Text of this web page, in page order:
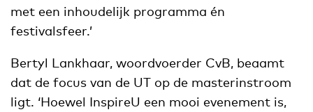
met een inhoudelijk programma én
festivalsfeer.’
Bertyl Lankhaar, woordvoerder CvB, beaamt
dat de focus van de UT op de masterinstroom
ligt. ‘Hoewel InspireU een mooi evenement is,